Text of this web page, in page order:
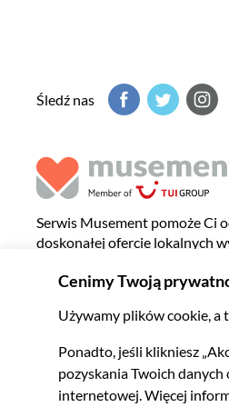
Śledź nas
Serwis Musement pomoże Ci
doskonałej ofercie lokalnych